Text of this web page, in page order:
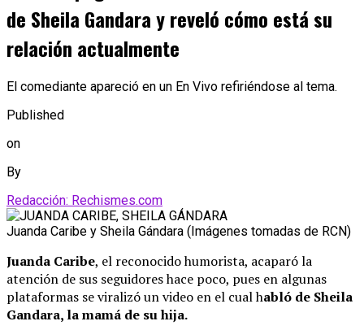
de Sheila Gandara y reveló cómo está su
relación actualmente
El comediante apareció en un En Vivo refiriéndose al tema.
Published
on
By
Redacción: Rechismes.com
Juanda Caribe y Sheila Gándara (Imágenes tomadas de RCN)
Juanda Caribe, el reconocido humorista, acaparó la
atención de sus seguidores hace poco, pues en algunas
plataformas se viralizó un video en el cual habló de Sheila
Gandara, la mamá de su hija.